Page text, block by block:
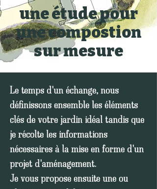
une étude pour
une compostion
sur mesure
Le temps d'un échange, nous
définissons ensemble les éléments
clés de votre jardin idéal tandis que
je récolte les informations
nécessaires à la mise en forme d'un
projet d'aménagement.
Je vous propose ensuite une ou